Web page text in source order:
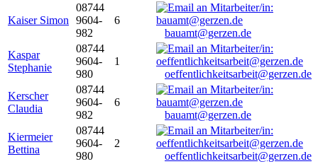
Kaiser Simon
08744
9604-
982
6
bauamt@gerzen.de
Kaspar
Stephanie
08744
9604-
980
1
oeffentlichkeitsarbeit@gerzen.de
Kerscher
Claudia
08744
9604-
982
6
bauamt@gerzen.de
Kiermeier
Bettina
08744
9604-
980
2
oeffentlichkeitsarbeit@gerzen.de